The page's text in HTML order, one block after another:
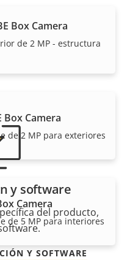
Box Camera
de 2 MP - estructura
Box Camera
de 2 MP para exteriores
Camera
de 5 MP para interiores
recursos
cualquier producto
de nuestros expertos?
y software
del producto,
Y SOFTWARE